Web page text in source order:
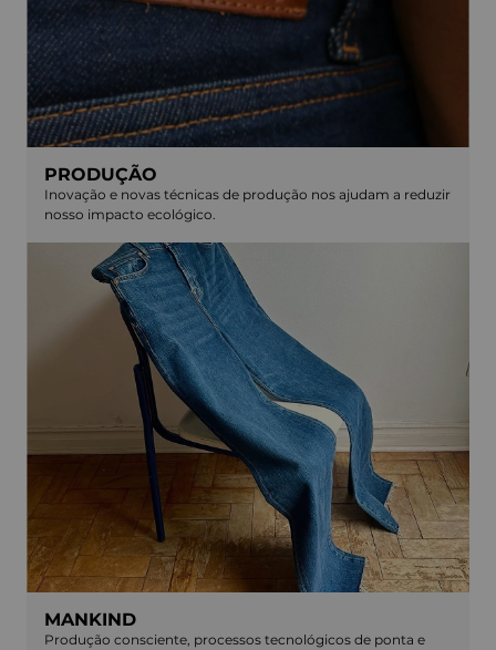
PRODUÇÃO
Inovação e novas técnicas de produção nos ajudam a reduzir
nosso impacto ecológico.
MANKIND
Produção consciente, processos tecnológicos de ponta e